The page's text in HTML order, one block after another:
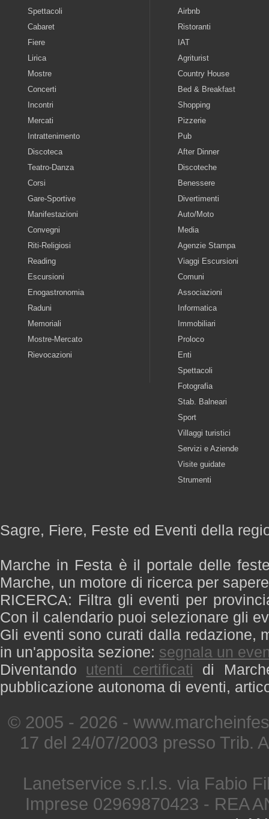
Spettacoli
Cabaret
Fiere
Lirica
Mostre
Concerti
Incontri
Mercati
Intrattenimento
Discoteca
Teatro-Danza
Corsi
Gare-Sportive
Manifestazioni
Convegni
Riti-Religiosi
Reading
Escursioni
Enogastronomia
Raduni
Memoriali
Mostre-Mercato
Rievocazioni
Airbnb
Ristoranti
IAT
Agriturist
Country House
Bed & Breakfast
Shopping
Pizzerie
Pub
After Dinner
Discoteche
Benessere
Divertimenti
Auto/Moto
Media
Agenzie Stampa
Viaggi Escursioni
Comuni
Associazioni
Informatica
Immobiliari
Proloco
Enti
Spettacoli
Fotografia
Stab. Balneari
Sport
Villaggi turistici
Servizi e Aziende
Visite guidate
Strumenti
Sagre, Fiere, Feste ed Eventi della
Marche in Festa è il portale delle
Marche, un motore di ricerca per
RICERCA: Filtra gli eventi per
Con il calendario puoi selezionare gli
Gli eventi sono curati dalla redazione,
in un'apposita sezione: segnala un
Diventando utenti certificati di
pubblicazione autonoma di eventi,
© 2005 - 2026 -
17 del 24/07/2003 presso Trib.
Lanetservice s.r.l.s. via Fabio
Imprese 02969870423 - REA